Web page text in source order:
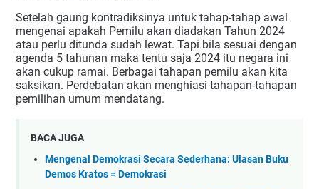
Setelah gaung kontradiksinya untuk tahap-tahap awal
mengenai apakah Pemilu akan diadakan Tahun 2024
atau perlu ditunda sudah lewat. Tapi bila sesuai dengan
agenda 5 tahunan maka tentu saja 2024 itu negara ini
akan cukup ramai. Berbagai tahapan pemilu akan kita
saksikan. Perdebatan akan menghiasi tahapan-tahapan
pemilihan umum mendatang.
BACA JUGA
Mengenal Demokrasi Secara Sederhana: Ulasan Buku
Demos Kratos = Demokrasi